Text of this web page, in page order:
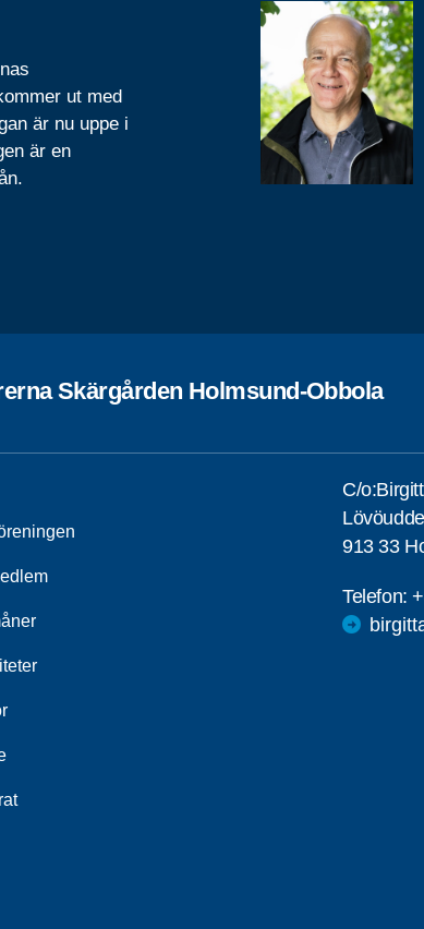
ut med
är nu uppe i
är en
Skärgården Holmsund-Obbola
C/
913 33
Telefon: